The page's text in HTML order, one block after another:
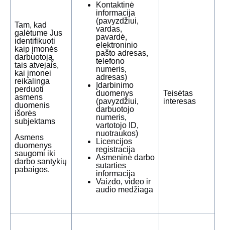
Tam, kad
galėtume Jus
identifikuoti
kaip įmonės
darbuotoją,
tais atvejais,
kai įmonei
reikalinga
perduoti
asmens
duomenis
išorės
subjektams
Asmens
duomenys
saugomi iki
darbo santykių
pabaigos.
Kontaktinė
informacija
(pavyzdžiui,
vardas,
pavardė,
elektroninio
pašto adresas,
telefono
numeris,
adresas)
Įdarbinimo
duomenys
(pavyzdžiui,
darbuotojo
numeris,
vartotojo ID,
nuotraukos)
Licencijos
registracija
Asmeninė darbo
sutarties
informacija
Vaizdo, video ir
audio medžiaga
Teisėtas
interesas